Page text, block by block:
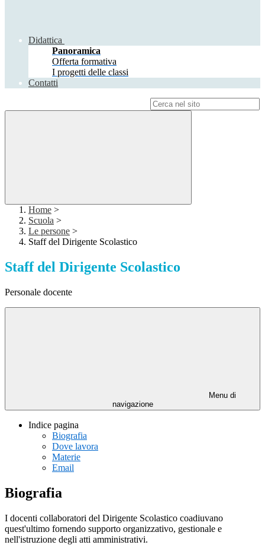
Didattica
Panoramica
Offerta formativa
I progetti delle classi
Contatti
Home >
Scuola >
Le persone >
Staff del Dirigente Scolastico
Staff del Dirigente Scolastico
Personale docente
Menu di
navigazione
Indice pagina
Biografia
Dove lavora
Materie
Email
Biografia
I docenti collaboratori del Dirigente Scolastico coadiuvano
quest'ultimo fornendo supporto organizzativo, gestionale e
nell'istruzione degli atti amministrativi.